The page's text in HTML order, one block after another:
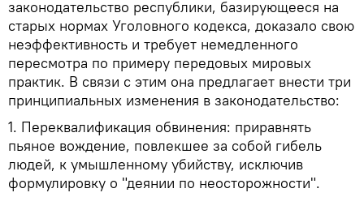
законодательство республики, базирующееся на
старых нормах Уголовного кодекса, доказало свою
неэффективность и требует немедленного
пересмотра по примеру передовых мировых
практик. В связи с этим она предлагает внести три
принципиальных изменения в законодательство:
1. Переквалификация обвинения: приравнять
пьяное вождение, повлекшее за собой гибель
людей, к умышленному убийству, исключив
формулировку о "деянии по неосторожности".